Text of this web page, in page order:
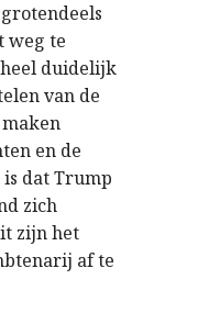
weg te
duidelijk
van de
en de
dat Trump
zich
zijn het
af te